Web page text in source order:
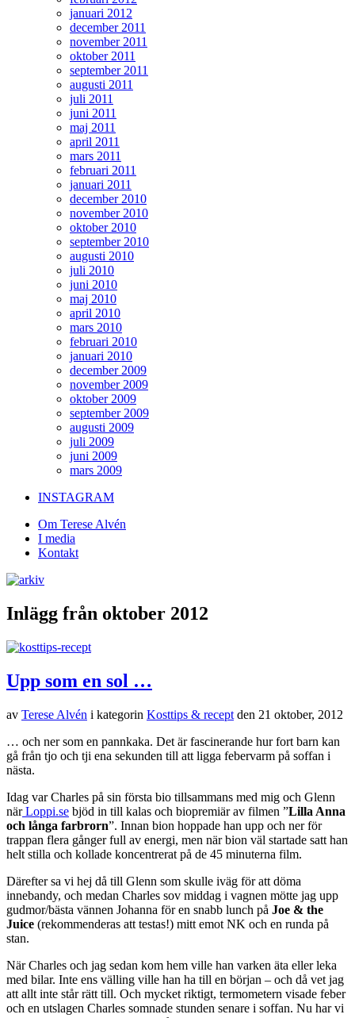
januari 2012
december 2011
november 2011
oktober 2011
september 2011
augusti 2011
juli 2011
juni 2011
maj 2011
april 2011
mars 2011
februari 2011
januari 2011
december 2010
november 2010
oktober 2010
september 2010
augusti 2010
juli 2010
juni 2010
maj 2010
april 2010
mars 2010
februari 2010
januari 2010
december 2009
november 2009
oktober 2009
september 2009
augusti 2009
juli 2009
juni 2009
mars 2009
INSTAGRAM
Om Terese Alvén
I media
Kontakt
Inlägg från oktober 2012
Upp som en sol …
av Terese Alvén i kategorin Kosttips & recept den 21 oktober, 2012
… och ner som en pannkaka. Det är fascinerande hur fort barn kan
gå från tjo och tji ena sekunden till att ligga febervarm på soffan i
nästa.
Idag var Charles på sin första bio tillsammans med mig och Glenn
närLoppi.se bjöd in till kalas och biopremiär av filmen ”Lilla Anna
och långa farbrorn”. Innan bion hoppade han upp och ner för
trappan flera gånger full av energi, men när bion väl startade satt han
helt stilla och kollade koncentrerat på de 45 minuterna film.
Därefter sa vi hej då till Glenn som skulle iväg för att döma
innebandy, och medan Charles sov middag i vagnen mötte jag upp
gudmor/bästa vännen Johanna för en snabb lunch på Joe & the
Juice (rekommenderas att testas!) mitt emot NK och en runda på
stan.
När Charles och jag sedan kom hem ville han varken äta eller leka
med bilar. Inte ens välling ville han ha till en början – och då vet jag
att allt inte står rätt till. Och mycket riktigt, termometern visade feber
och en utslagen Charles somnade stunden senare i soffan. Nu har vi